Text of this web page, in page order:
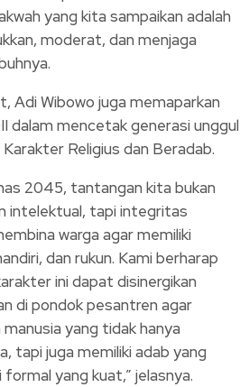
yang kita sampaikan adalah
moderat, dan menjaga
Adi Wibowo juga memaparkan
dalam mencetak generasi unggul
Religius dan Beradab.
2045, tantangan kita bukan
intelektual, tapi integritas
warga agar memiliki
dan rukun. Kami berharap
ini dapat disinergikan
di pondok pesantren agar
yang tidak hanya
tapi juga memiliki adab yang
yang kuat,” jelasnya.